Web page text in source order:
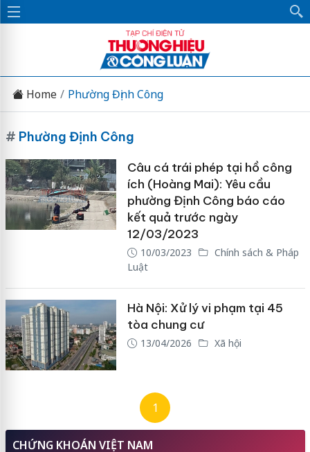
Home Phường Định Công
# Phường Định Công
Câu cá trái phép tại hồ công
ích (Hoàng Mai): Yêu cầu
phường Định Công báo cáo
kết quả trước ngày
12/03/2023
10/03/2023
Chính sách & Pháp
Luật
Hà Nội: Xử lý vi phạm tại 45
tòa chung cư
13/04/2026 Xã hội
1
CHỨNG KHOÁN VIỆT NAM